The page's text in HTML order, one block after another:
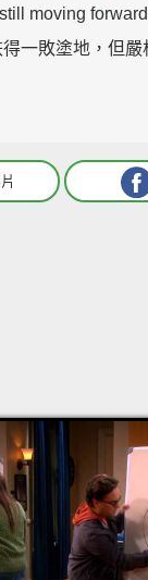
moving
一敗塗地，但